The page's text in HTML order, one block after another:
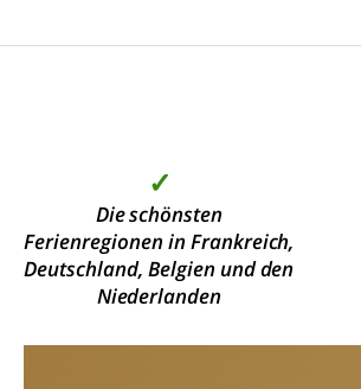
✓
Die schönsten
Ferienregionen in Frankreich,
Deutschland, Belgien und den
Niederlanden